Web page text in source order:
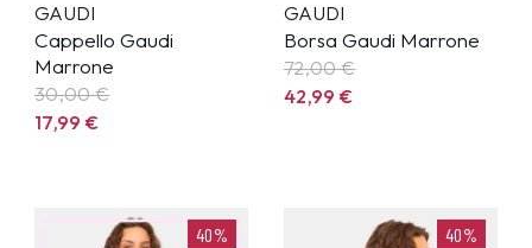
GAUDI
Cappello Gaudi
Marrone
30,00 €
17,99€
GAUDI
Borsa Gaudi Marrone
72,00 €
42,99€
40% 40%